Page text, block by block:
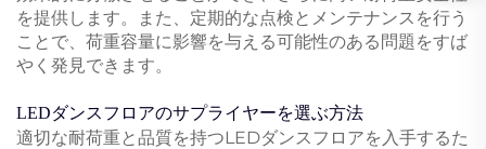
を提供します。また、定期的な点検とメンテナンスを行う
ことで、荷重容量に影響を与える可能性のある問題をすば
やく発見できます。
LEDダンスフロアのサプライヤーを選ぶ方法
適切な耐荷重と品質を持つLEDダンスフロアを入手するた